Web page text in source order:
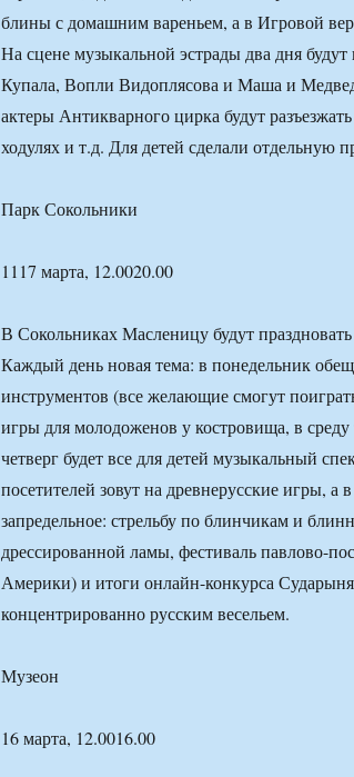
блины с домашним вареньем, а в Игровой
На сцене музыкальной эстрады два дня
Купала, Вопли Видоплясова и Маша и
актеры Антикварного цирка будут
ходулях и т.д. Для детей сделали отдельную
Парк Сокольники
1117 марта, 12.0020.00
В Сокольниках Масленицу будут
Каждый день новая тема: в понедельник
инструментов (все желающие смогут
игры для молодоженов у костровища, в
четверг будет все для детей музыкальный
посетителей зовут на древнерусские игры,
запредельное: стрельбу по блинчикам и
дрессированной ламы, фестиваль павлово-
Америки) и итоги онлайн-конкурса
концентрированно русским весельем.
Музеон
16 марта, 12.0016.00